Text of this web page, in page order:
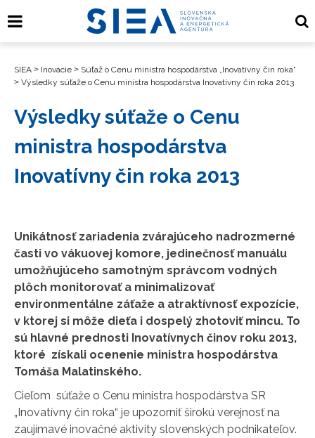
SIEA > Inovácie > Súťaž o Cenu ministra hospodárstva „Inovatívny čin roka“
> Výsledky súťaže o Cenu ministra hospodárstva Inovatívny čin roka 2013
Výsledky súťaže o Cenu
ministra hospodárstva
Inovatívny čin roka 2013
Unikátnosť zariadenia zvárajúceho nadrozmerné
časti vo vákuovej komore, jedinečnosť manuálu
umožňujúceho samotným správcom vodných
plôch monitorovať a minimalizovať
environmentálne záťaže a atraktívnosť expozície,
v ktorej si môže dieťa i dospelý zhotoviť mincu. To
sú hlavné prednosti Inovatívnych činov roku 2013,
ktoré získali ocenenie ministra hospodárstva
Tomáša Malatinského.
Cieľom súťaže o Cenu ministra hospodárstva SR
„Inovatívny čin roka“ je upozorniť širokú verejnosť na
zaujímavé inovačné aktivity slovenských podnikateľov.